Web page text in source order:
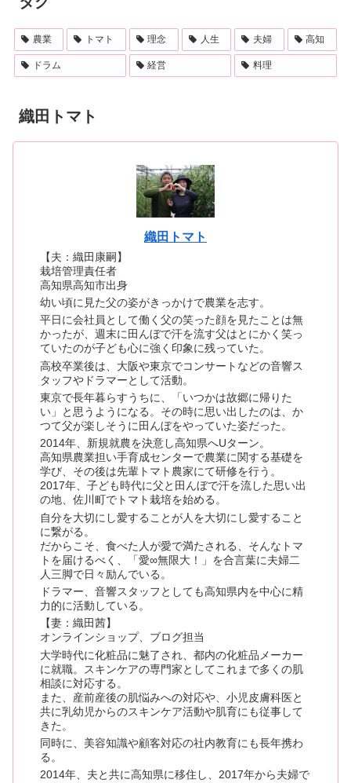
農業 トマト 理念 人生 夫婦 高知
ドラム 経営 料理
織田トマト
織田トマト
【夫：織田康嗣】
栽培管理責任者
高知県高知市出身
幼い頃に見た父の姿がきっかけで農業を志す。
平日に会社員として働く父の笑った顔を見たことは無
かったが、週末に田んぼで汗を流す父はとにかく笑っ
ていたのが子ども心に強く印象に残っていた。
高校卒業後は、大阪や東京でコンサートなどの音響ス
タッフやドラマーとして活動。
東京で長年暮らすうちに、「いつかは故郷に帰りた
い」と思うようになる。その時に思い出したのは、か
つて父が楽しそうに田んぼをやっていた姿だった。
2014年、新規就農を決意し高知県へUターン。
高知県農業担い手育成センターで農業に関する基礎を
学び、その後は先輩トマト農家にて研修を行う。
2017年、子ども時代に父と田んぼで汗を流した思い出
の地、佐川町でトマト栽培を始める。
自分を大切にし愛することが人を大切にし愛すること
に繋がる。
だからこそ、食べた人が愛で満たされる、そんなトマ
トを届けるべく、「愛∞無限大！」を合言葉に夫婦二
人三脚で日々励んでいる。
ドラマー、音響スタッフとしても高知県内を中心に精
力的に活動している。
【妻：織田茜】
オンラインショップ、ブログ担当
大学時代に化粧品に魅了され、都内の化粧品メーカー
に就職。スキンケアの専門家としてこれまで多くの肌
相談に対応する。
また、産前産後の肌悩みへの対応や、小児皮膚科医と
共に乳幼児からのスキンケア活動や肌育にも従事して
きた。
同時に、美容知識や顧客対応の社内教育にも長年携わ
る。
2014年、夫と共に高知県に移住し、2017年から夫婦で